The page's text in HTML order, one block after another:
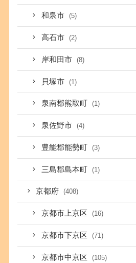
和泉市 (5)
高石市 (2)
岸和田市 (8)
貝塚市 (1)
泉南郡熊取町 (1)
泉佐野市 (4)
豊能郡能勢町 (3)
三島郡島本町 (1)
京都府 (408)
京都市上京区 (16)
京都市下京区 (71)
京都市中京区 (105)